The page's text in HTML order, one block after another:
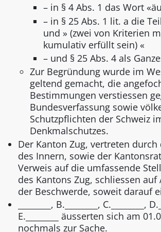
– in § 4 Abs. 1 das Wort
– in § 25 Abs. 1 lit. a die
und » (zwei von Kriterien
kumulativ erfüllt sein) «
– und § 25 Abs. 4 als
Zur Begründung wurde im
geltend gemacht, die
Bestimmungen verstiessen
Bundesverfassung sowie
Schutzpflichten der Schweiz
Denkmalschutzes.
Der Kanton Zug, vertreten
des Innern, sowie der
Verweis auf die umfassende
des Kantons Zug, schliessen auf
der Beschwerde, soweit darauf
________, B.________, C.________,
E.________ äusserten sich am
nochmals zur Sache.